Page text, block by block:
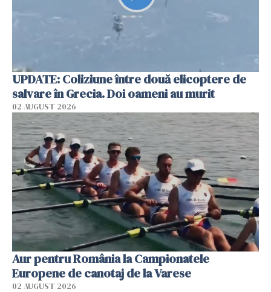
UPDATE: Coliziune între două elicoptere de
salvare în Grecia. Doi oameni au murit
02 AUGUST 2026
Aur pentru România la Campionatele
Europene de canotaj de la Varese
02 AUGUST 2026